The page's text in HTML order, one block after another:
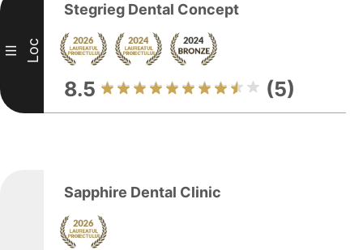
III Loc
Stegrieg Dental Concept
8.5 (5)
Sapphire Dental Clinic